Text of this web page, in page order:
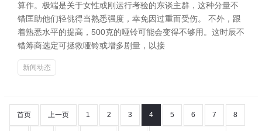
算作。极端是关于女性或刚运行考验的东谈主群，这种分量不
错匡助他们轻佻得当熟悉强度，幸免因过重而受伤。 不外，跟
着熟悉水平的提高，500克的哑铃可能会变得不够用。这时辰不
错筹商选定可拯救哑铃或增多剧量，以接
新闻动态
首页 上一页 1 2 3 4 5 6 7 8